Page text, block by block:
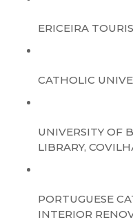
ERICEIRA
CATHOLIC
UNIVERSITY OF
LIBRARY,
PORTUGUESE
INTERIOR